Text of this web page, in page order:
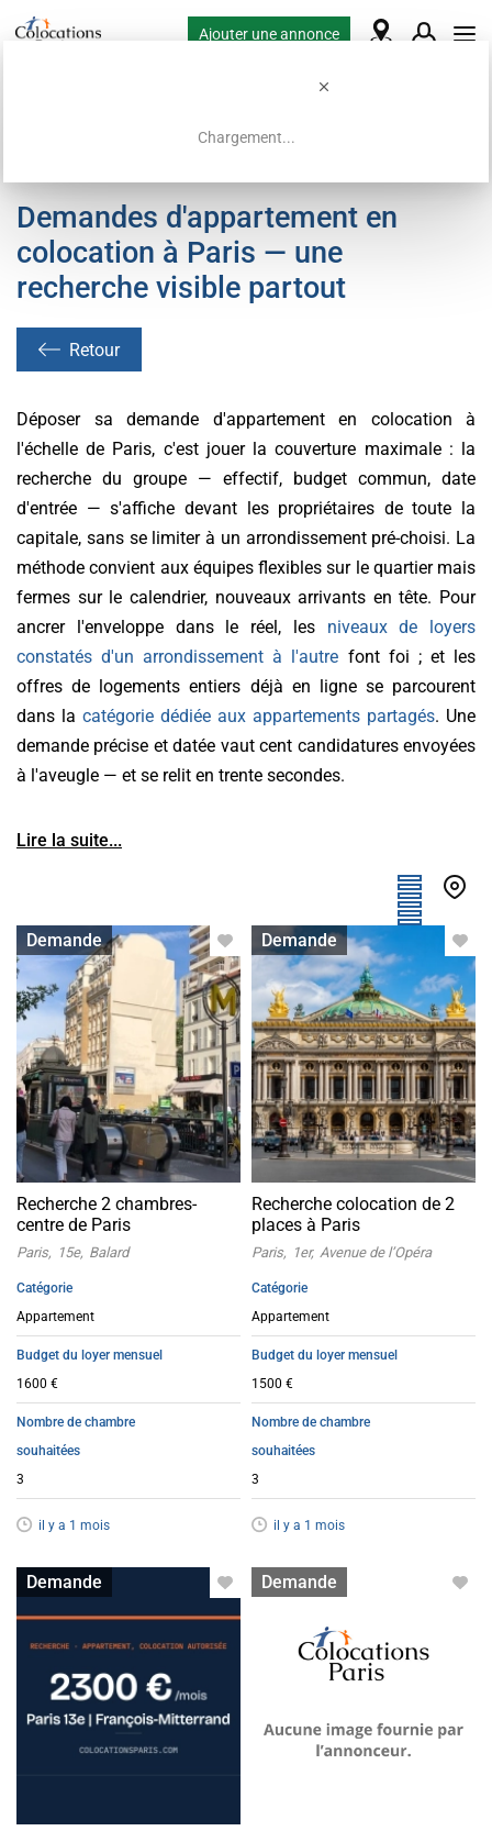
Chargement...
Ajouter une annonce
Demandes d'appartement en
colocation à Paris — une
recherche visible partout
Retour
Déposer sa demande d'appartement en colocation à
l'échelle de Paris, c'est jouer la couverture maximale : la
recherche du groupe — effectif, budget commun, date
d'entrée — s'affiche devant les propriétaires de toute la
capitale, sans se limiter à un arrondissement pré-choisi. La
méthode convient aux équipes flexibles sur le quartier mais
fermes sur le calendrier, nouveaux arrivants en tête. Pour
ancrer l'enveloppe dans le réel, les niveaux de loyers
constatés d'un arrondissement à l'autre font foi ; et les
offres de logements entiers déjà en ligne se parcourent
dans la catégorie dédiée aux appartements partagés. Une
demande précise et datée vaut cent candidatures envoyées
à l'aveugle — et se relit en trente secondes.
Lire la suite...
Demande
Appartement avec colocation
acceptée
Recherche 2 chambres-
centre de Paris
Paris 15e Balard
Catégorie
Appartement
Budget du loyer mensuel
1600 €
Nombre de chambre
souhaitées
3
il y a 1 mois
Demande
Appartement avec colocation
acceptée
Recherche colocation de 2
places à Paris
Paris 1er Avenue de l’Opéra
Catégorie
Appartement
Budget du loyer mensuel
1500 €
Nombre de chambre
souhaitées
3
il y a 1 mois
Demande
Appartement avec colocation
acceptée
Demande
Appartement avec colocation
acceptée